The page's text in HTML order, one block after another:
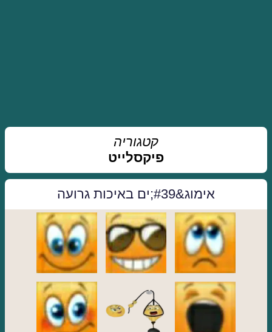
קטגוריה
פיקסלייט
אימוג&#39;ים באיכות גרועה